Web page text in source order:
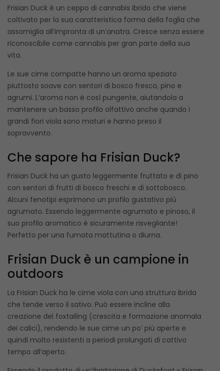
Frisian Duck è un ceppo di cannabis ibrido che viene
coltivato per la sua caratteristica forma della foglia che
assomiglia all’impronta di un’anatra. Cresce senza essere
riconoscibile come cannabis per gran parte della sua
vita.
Le sue cime compatte hanno un aroma speziato
piuttosto soave con sentori di bosco fresco, pino e
agrumi. L’aroma non è così pungente, aiutandola a
mantenere un basso profilo olfattivo anche quando i
grandi fiori viola sono maturi e hanno preso il
sopravvento.
Che sapore ha Frisian Duck?
Frisian Duck ha un gusto leggermente fruttato e di pino
con sentori di frutti di bosco freschi e di sottobosco.
Alcuni fenotipi esprimono un profilo gustativo più
agrumato. Essendo leggermente agrumato e pinoso, il
suo profilo aromatico è sicuramente risvegliante!
Perfetto per una fumata mattutina o diurna.
Frisian Duck è un campione in
outdoors
La Frisian Duck ha le cime viola con una struttura ibrida
che tende verso il sativo. Può essere incline alla
creazione del foxtailing (crescita e formazione anomala
dei calici), rendendo le sue cime un po’ più aperte e
quindi molto resistenti a periodi prolungati di cattivo
tempo all’aperto.